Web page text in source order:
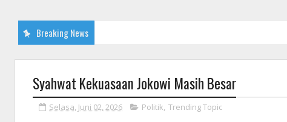
Breaking News
Syahwat Kekuasaan Jokowi Masih Besar
Selasa, Juni 02, 2026 Politik, Trending Topic